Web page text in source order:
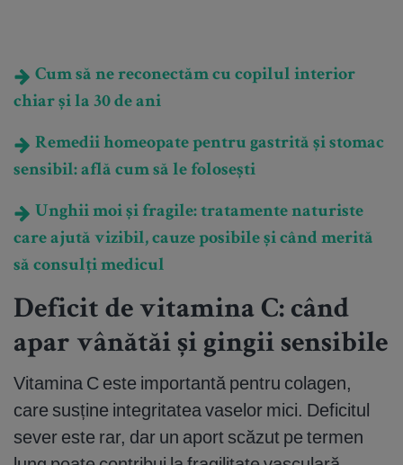
Cum să ne reconectăm cu copilul interior
chiar și la 30 de ani
Remedii homeopate pentru gastrită și stomac
sensibil: află cum să le folosești
Unghii moi și fragile: tratamente naturiste
care ajută vizibil, cauze posibile și când merită
să consulți medicul
Deficit de vitamina C: când
apar vânătăi și gingii sensibile
Vitamina C este importantă pentru colagen,
care susține integritatea vaselor mici. Deficitul
sever este rar, dar un aport scăzut pe termen